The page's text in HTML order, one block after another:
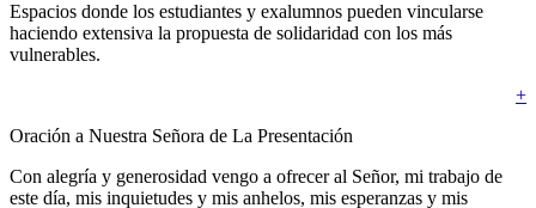
Espacios donde los estudiantes y exalumnos pueden vincularse
haciendo extensiva la propuesta de solidaridad con los más
vulnerables.
+
Oración a Nuestra Señora de La Presentación
Con alegría y generosidad vengo a ofrecer al Señor, mi trabajo de
este día, mis inquietudes y mis anhelos, mis esperanzas y mis